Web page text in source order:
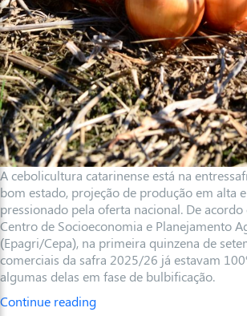
A cebolicultura catarinense está na
bom estado, projeção de produção em alta
pressionado pela oferta nacional. De
Centro de Socioeconomia e Planejamento
(Epagri/Cepa), na primeira quinzena de
comerciais da safra 2025/26 já estavam
algumas delas em fase de bulbificação.
Continue reading